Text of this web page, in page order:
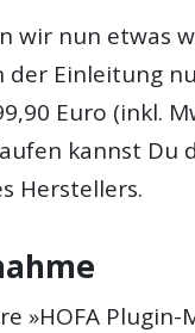
wir nun etwas
der Einleitung
Euro (inkl.
kannst Du
Herstellers.
»HOFA Plugin-